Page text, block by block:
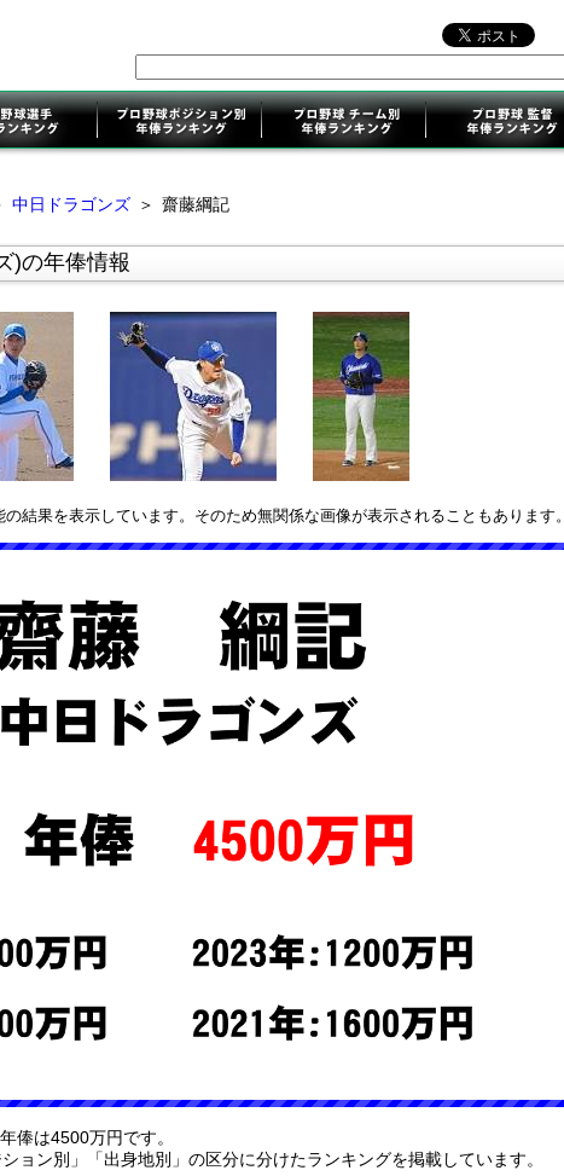
中日ドラゴンズ ＞ 齋藤綱記
)の年俸情報
結果を表示しています。そのため無関係な画像が表示されることもあります。
俸は4500万円です。
ョン別」「出身地別」の区分に分けたランキングを掲載しています。